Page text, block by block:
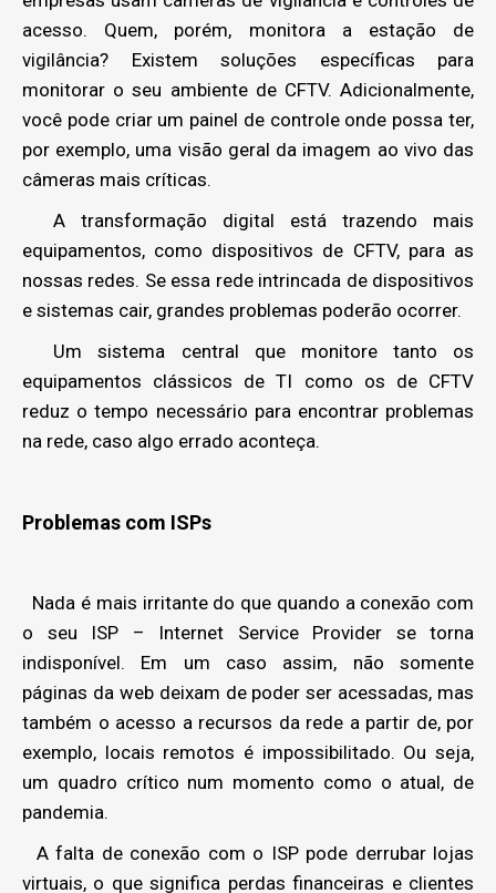
acesso. Quem, porém, monitora a estação de
vigilância? Existem soluções específicas para
monitorar o seu ambiente de CFTV. Adicionalmente,
você pode criar um painel de controle onde possa ter,
por exemplo, uma visão geral da imagem ao vivo das
câmeras mais críticas.
A transformação digital está trazendo mais
equipamentos, como dispositivos de CFTV, para as
nossas redes. Se essa rede intrincada de dispositivos
e sistemas cair, grandes problemas poderão ocorrer.
Um sistema central que monitore tanto os
equipamentos clássicos de TI como os de CFTV
reduz o tempo necessário para encontrar problemas
na rede, caso algo errado aconteça.
Problemas com ISPs
Nada é mais irritante do que quando a conexão com
o seu ISP – Internet Service Provider se torna
indisponível. Em um caso assim, não somente
páginas da web deixam de poder ser acessadas, mas
também o acesso a recursos da rede a partir de, por
exemplo, locais remotos é impossibilitado. Ou seja,
um quadro crítico num momento como o atual, de
pandemia.
A falta de conexão com o ISP pode derrubar lojas
virtuais, o que significa perdas financeiras e clientes